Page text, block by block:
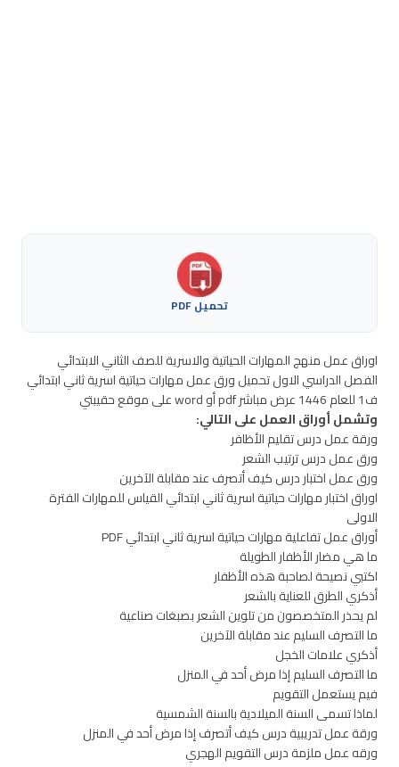
تحميل PDF
اوراق عمل منهج المهارات الحياتية والاسرية للصف الثاني الابتدائي
الفصل الدراسي الاول تحميل ورق عمل مهارات حياتية اسرية ثاني ابتدائي
ف1 للعام 1446 عرض مباشر pdf أو word على موقع حقيبتي
وتشمل أوراق العمل على التالي:
ورقة عمل درس تقليم الأظافر
ورق عمل درس ترتيب الشعر
ورق عمل اختبار درس كيف أتصرف عند مقابلة الآخرين
اوراق اختبار مهارات حياتية اسرية ثاني ابتدائي القياس للمهارات الفترة
الاولى
أوراق عمل تفاعلية مهارات حياتية اسرية ثاني ابتدائي PDF
ما هي مضار الأظفار الطويلة
اكتبي نصيحة لصاحبة هذه الأظفار
أذكري الطرق للعناية بالشعر
لم يحذر المتخصصون من تلوين الشعر بصبغات صناعية
ما التصرف السليم عند مقابلة الآخرين
أذكري علامات الخجل
ما التصرف السليم إذا مرض أحد في المنزل
فيم يستعمل التقويم
لماذا تسمى السنة الميلادية بالسنة الشمسية
ورقة عمل تدريبية درس كيف أتصرف إذا مرض أحد في المنزل
ورقه عمل ملزمة درس التقويم الهجري